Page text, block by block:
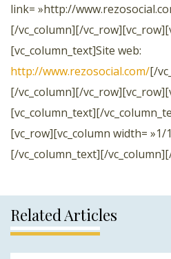
link= »http://
[/vc_column][/
[vc_column_text]Site web:
http://www.rezosocial.com/[/
[/vc_column][/
[vc_column_text][/
[vc_row][vc_column width= »1/
[/vc_column_text][/
Related Articles